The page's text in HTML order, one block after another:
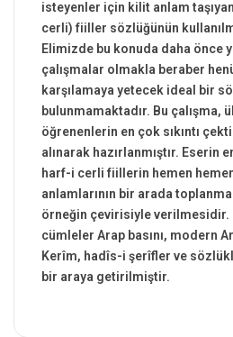
isteyenler için kilit anlam
cerli) fiiller sözlüğünün
Elimizde bu konuda daha önce
çalışmalar olmakla beraber
karşılamaya yetecek ideal bir
bulunmamaktadır. Bu çalışma,
öğrenenlerin en çok sıkıntı
alınarak hazırlanmıştır. Eserin
harf-i cerli fiillerin hemen
anlamlarının bir arada
örneğin çevirisiyle verilmesidir.
cümleler Arap basını, modern
Kerîm, hadîs-i şerîfler ve
bir araya getirilmiştir.